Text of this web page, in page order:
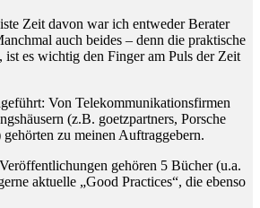
Zeit davon war ich entweder Berater
auch beides – denn die praktische
es wichtig den Finger am Puls der Zeit
Von Telekommunikationsfirmen
(z.B. goetzpartners, Porsche
zu meinen Auftraggebern.
gehören 5 Bücher (u.a.
aktuelle „Good Practices“, die ebenso